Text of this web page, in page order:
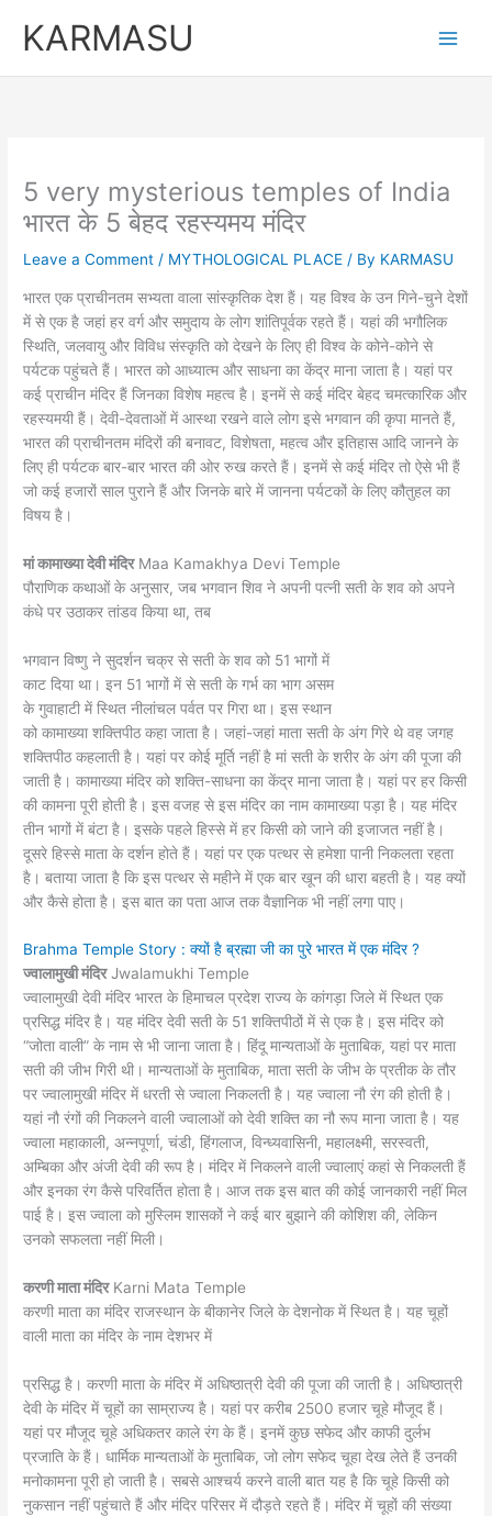
KARMASU
5 very mysterious temples of India
भारत के 5 बेहद रहस्यमय मंदिर
Leave a Comment / MYTHOLOGICAL PLACE / By KARMASU
भारत एक प्राचीनतम सभ्यता वाला सांस्कृतिक देश हैं। यह विश्व के उन गिने-चुने देशों
में से एक है जहां हर वर्ग और समुदाय के लोग शांतिपूर्वक रहते हैं। यहां की भगौलिक
स्थिति, जलवायु और विविध संस्कृति को देखने के लिए ही विश्व के कोने-कोने से
पर्यटक पहुंचते हैं। भारत को आध्यात्म और साधना का केंद्र माना जाता है। यहां पर
कई प्राचीन मंदिर हैं जिनका विशेष महत्व है। इनमें से कई मंदिर बेहद चमत्कारिक और
रहस्यमयी हैं। देवी-देवताओं में आस्था रखने वाले लोग इसे भगवान की कृपा मानते हैं,
भारत की प्राचीनतम मंदिरों की बनावट, विशेषता, महत्व और इतिहास आदि जानने के
लिए ही पर्यटक बार-बार भारत की ओर रुख करते हैं। इनमें से कई मंदिर तो ऐसे भी हैं
जो कई हजारों साल पुराने हैं और जिनके बारे में जानना पर्यटकों के लिए कौतुहल का
विषय है।
मां कामाख्या देवी मंदिरMaa Kamakhya Devi Temple
पौराणिक कथाओं के अनुसार, जब भगवान शिव ने अपनी पत्नी सती के शव को अपने
कंधे पर उठाकर तांडव किया था, तब
भगवान विष्णु ने सुदर्शन चक्र से सती के शव को 51 भागों में
काट दिया था। इन 51 भागों में से सती के गर्भ का भाग असम
के गुवाहाटी में स्थित नीलांचल पर्वत पर गिरा था। इस स्थान
को कामाख्या शक्तिपीठ कहा जाता है। जहां-जहां माता सती के अंग गिरे थे वह जगह
शक्तिपीठ कहलाती है। यहां पर कोई मूर्ति नहीं है मां सती के शरीर के अंग की पूजा की
जाती है। कामाख्या मंदिर को शक्ति-साधना का केंद्र माना जाता है। यहां पर हर किसी
की कामना पूरी होती है। इस वजह से इस मंदिर का नाम कामाख्या पड़ा है। यह मंदिर
तीन भागों में बंटा है। इसके पहले हिस्से में हर किसी को जाने की इजाजत नहीं है।
दूसरे हिस्से माता के दर्शन होते हैं। यहां पर एक पत्थर से हमेशा पानी निकलता रहता
है। बताया जाता है कि इस पत्थर से महीने में एक बार खून की धारा बहती है। यह क्यों
और कैसे होता है। इस बात का पता आज तक वैज्ञानिक भी नहीं लगा पाए।
Brahma Temple Story : क्यों है ब्रह्मा जी का पुरे भारत में एक मंदिर ?
ज्वालामुखी मंदिरJwalamukhi Temple
ज्वालामुखी देवी मंदिर भारत के हिमाचल प्रदेश राज्य के कांगड़ा जिले में स्थित एक
प्रसिद्ध मंदिर है। यह मंदिर देवी सती के 51 शक्तिपीठों में से एक है। इस मंदिर को
“जोता वाली” के नाम से भी जाना जाता है। हिंदू मान्यताओं के मुताबिक, यहां पर माता
सती की जीभ गिरी थी। मान्यताओं के मुताबिक, माता सती के जीभ के प्रतीक के तौर
पर ज्वालामुखी मंदिर में धरती से ज्वाला निकलती है। यह ज्वाला नौ रंग की होती है।
यहां नौ रंगों की निकलने वाली ज्वालाओं को देवी शक्ति का नौ रूप माना जाता है। यह
ज्वाला महाकाली, अन्नपूर्णा, चंडी, हिंगलाज, विन्ध्यवासिनी, महालक्ष्मी, सरस्वती,
अम्बिका और अंजी देवी की रूप है। मंदिर में निकलने वाली ज्वालाएं कहां से निकलती हैं
और इनका रंग कैसे परिवर्तित होता है। आज तक इस बात की कोई जानकारी नहीं मिल
पाई है। इस ज्वाला को मुस्लिम शासकों ने कई बार बुझाने की कोशिश की, लेकिन
उनको सफलता नहीं मिली।
करणी माता मंदिरKarni Mata Temple
करणी माता का मंदिर राजस्थान के बीकानेर जिले के देशनोक में स्थित है। यह चूहों
वाली माता का मंदिर के नाम देशभर में
प्रसिद्ध है। करणी माता के मंदिर में अधिष्ठात्री देवी की पूजा की जाती है। अधिष्ठात्री
देवी के मंदिर में चूहों का साम्राज्य है। यहां पर करीब 2500 हजार चूहे मौजूद हैं।
यहां पर मौजूद चूहे अधिकतर काले रंग के हैं। इनमें कुछ सफेद और काफी दुर्लभ
प्रजाति के हैं। धार्मिक मान्यताओं के मुताबिक, जो लोग सफेद चूहा देख लेते हैं उनकी
मनोकामना पूरी हो जाती है। सबसे आश्चर्य करने वाली बात यह है कि चूहे किसी को
नुकसान नहीं पहुंचाते हैं और मंदिर परिसर में दौड़ते रहते हैं। मंदिर में चूहों की संख्या